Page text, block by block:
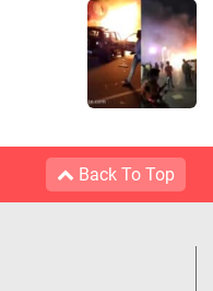
Back To Top